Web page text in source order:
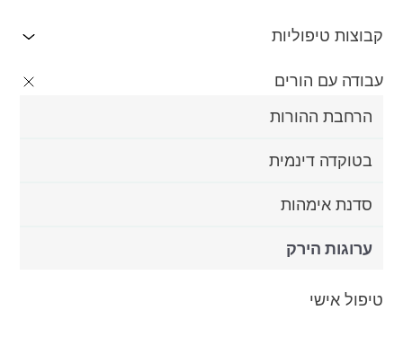
קבוצות טיפוליות
עבודה עם הורים
הרחבת ההורות
בטוקדה דינמית
סדנת אימהות
ערוגות הירק
טיפול אישי